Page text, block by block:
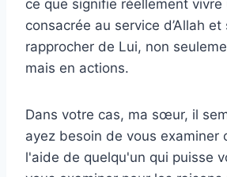
ce que signifie réellement vivre
consacrée au service d’Allah et
rapprocher de Lui, non
mais en actions.
Dans votre cas, ma sœur, il
ayez besoin de vous examiner
l'aide de quelqu'un qui puisse